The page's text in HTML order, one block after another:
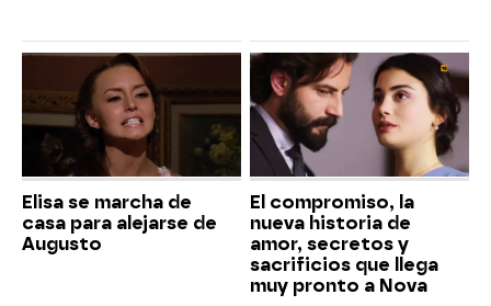
Elisa se marcha de
casa para alejarse de
Augusto
El compromiso, la
nueva historia de
amor, secretos y
sacrificios que llega
muy pronto a Nova